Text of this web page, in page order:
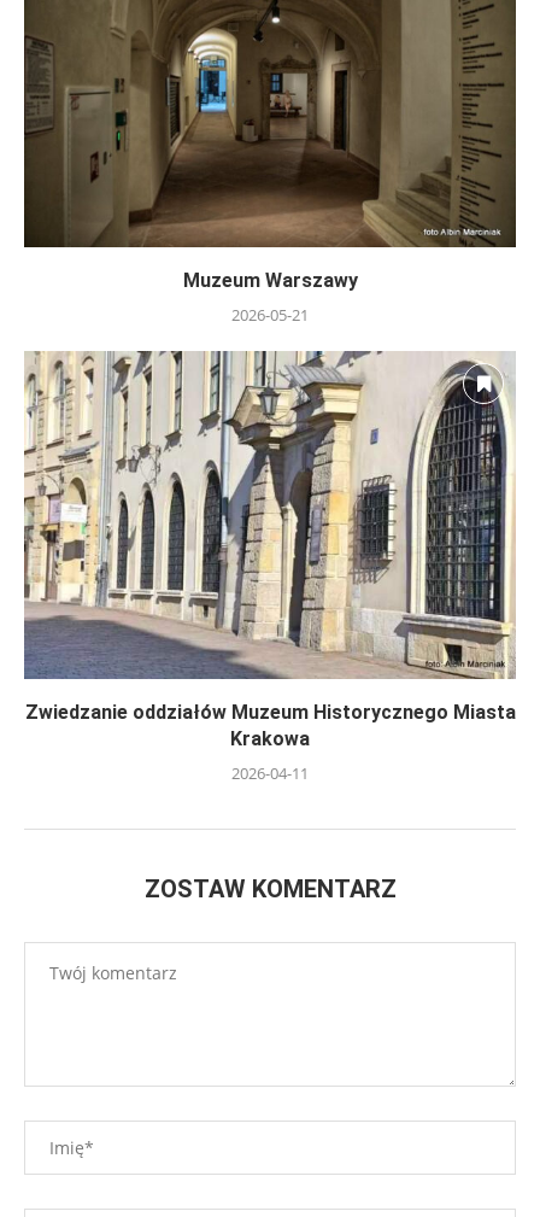
Muzeum Warszawy
2026-05-21
Zwiedzanie oddziałów Muzeum Historycznego Miasta
Krakowa
2026-04-11
ZOSTAW KOMENTARZ